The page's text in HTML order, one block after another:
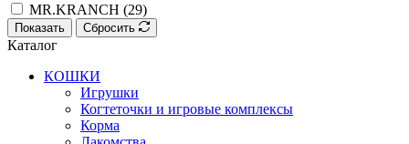
MR.KRANCH (29)
Показать Сбросить
Каталог
КОШКИ
Игрушки
Когтеточки и игровые комплексы
Корма